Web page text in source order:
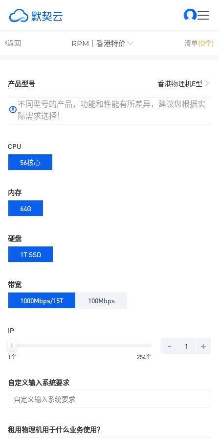
返回 RPM｜香港特价 清单(0个)
产品型号 香港物理机E型
不同型号的产品，功能和性能有所差异，建议您根据实
际需求选择！
CPU
56核心
内存
64G
硬盘
1T SSD
带宽
1000Mbps/15T
100Mbps
IP
1个 254个
- +
自定义输入系统要求
租用物理机用于什么业务使用？